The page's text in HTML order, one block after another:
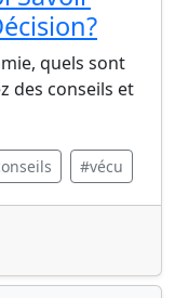
quels sont
des conseils et
#vécu